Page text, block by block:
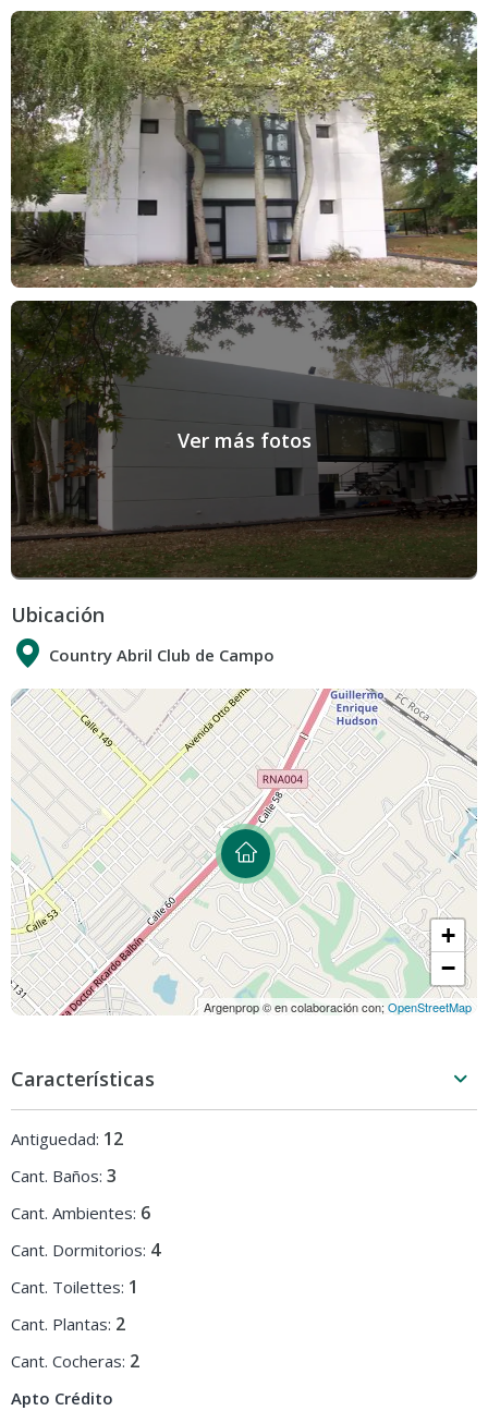
Ver más fotos
Ubicación
Country Abril Club de Campo
+
−
Argenprop © en colaboración con;OpenStreetMap
Características
Antiguedad: 12
Cant. Baños: 3
Cant. Ambientes: 6
Cant. Dormitorios: 4
Cant. Toilettes: 1
Cant. Plantas: 2
Cant. Cocheras: 2
Apto Crédito